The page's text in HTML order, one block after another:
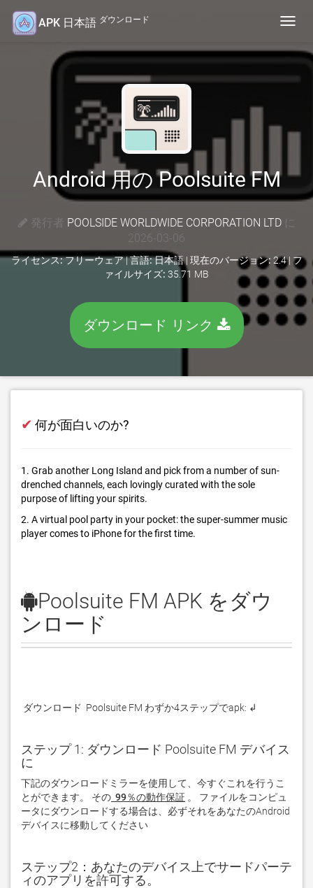
APK 日本語 ダウンロード
Android 用の Poolsuite FM
発行者 POOLSIDE WORLDWIDE CORPORATION LTDに
2026-03-06
ライセンス:フリーウェア |言語:日本語 | 現在のバージョン: 2.4 | フ
ァイルサイズ: 35.71 MB
ダウンロード リンク
✔ 何が面白いのか?
1. Grab another Long Island and pick from a number of sun-
drenched channels, each lovingly curated with the sole
purpose of lifting your spirits.
2. A virtual pool party in your pocket: the super-summer music
player comes to iPhone for the first time.
Poolsuite FM APK をダウ
ンロード
ダウンロード  Poolsuite FM わずか4ステップでapk: ↲
ステップ 1: ダウンロード Poolsuite FM デバイス
に
下記のダウンロードミラーを使用して、今すぐこれを行うこ
とができます。 その 99％の動作保証 。 ファイルをコンピュ
ータにダウンロードする場合は、必ずそれをあなたのAndroid
デバイスに移動してください
ステップ2：あなたのデバイス上でサードパーテ
ィのアプリを許可する。